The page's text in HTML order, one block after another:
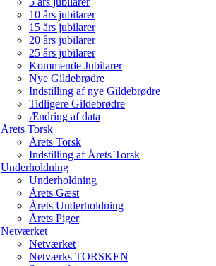
10 års jubilarer
15 års jubilarer
20 års jubilarer
25 års jubilarer
Kommende Jubilarer
Nye Gildebrødre
Indstilling af nye Gildebrødre
Tidligere Gildebrødre
Ændring af data
Årets Torsk
Årets Torsk
Indstilling af Årets Torsk
Underholdning
Underholdning
Årets Gæst
Årets Underholdning
Årets Piger
Netværket
Netværket
Netværks TORSKEN